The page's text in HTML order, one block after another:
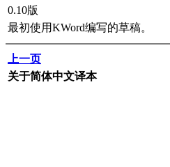
0.10版
最初使用KWord编写的草稿。
上一页
关于简体中文译本